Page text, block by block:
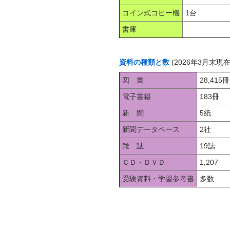
コイン式コピー機
1台
書庫
資料の種類と数 (2026年3月末現
図 書
28,415冊
電子書籍
183冊
新 聞
5紙
新聞データベース
2社
雑 誌
19誌
ＣＤ・ＤＶＤ
1,207
受験資料・学習参考書
多数